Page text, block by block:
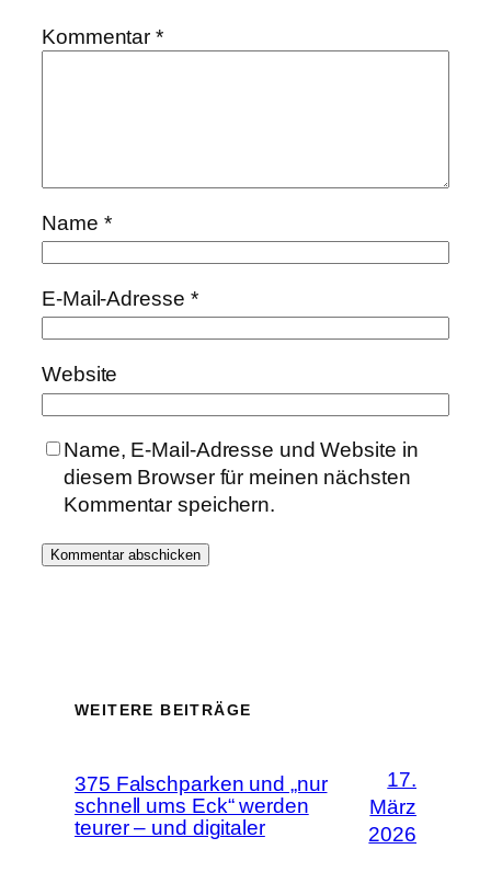
Kommentar*
Name *
E-Mail-Adresse *
Website
Name, E-Mail-Adresse und Website in
diesem Browser für meinen nächsten
Kommentar speichern.
WEITERE BEITRÄGE
375 Falschparken und „nur
schnell ums Eck“ werden
teurer – und digitaler
17.
März
2026